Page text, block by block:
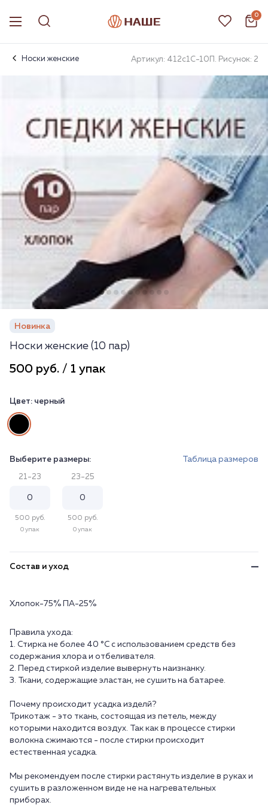
0
Носки женские Артикул: 412с1С-10П. Рисунок: 2
Новинка
Носки женские (10 пар)
500 руб. / 1 упак
Цвет: черный
Выберите размеры: Таблица размеров
21-23
500 руб.
0 упак
23-25
500 руб.
0 упак
Состав и уход
Хлопок-75% ПА-25%
Правила ухода:
1. Стирка не более 40 °C с использованием средств без
содержания хлора и отбеливателя.
2. Перед стиркой изделие вывернуть наизнанку.
3. Ткани, содержащие эластан, не сушить на батарее.
Почему происходит усадка изделй?
Трикотаж - это ткань, состоящая из петель, между
которыми находится воздух. Так как в процессе стирки
волокна сжимаются - после стирки происходит
естественная усадка.
Мы рекомендуем после стирки растянуть изделие в руках и
сушить в разложенном виде не на нагревательных
приборах.